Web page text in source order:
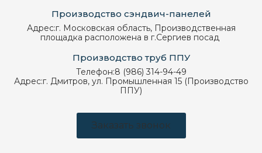
Производство сэндвич-панелей
Адрес:г. Московская область, Производственная
площадка расположена в г.Сергиев посад
Производство труб ППУ
Телефон:8 (986) 314-94-49
Адрес:г. Дмитров, ул. Промышленная 15 (Производство
ППУ)
Заказать звонок